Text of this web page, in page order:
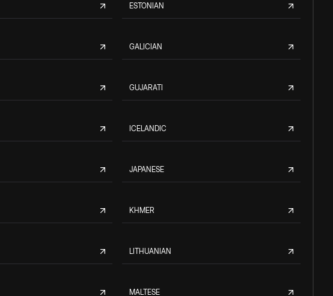
ESTONIAN
GALICIAN
GUJARATI
ICELANDIC
JAPANESE
KHMER
LITHUANIAN
MALTESE